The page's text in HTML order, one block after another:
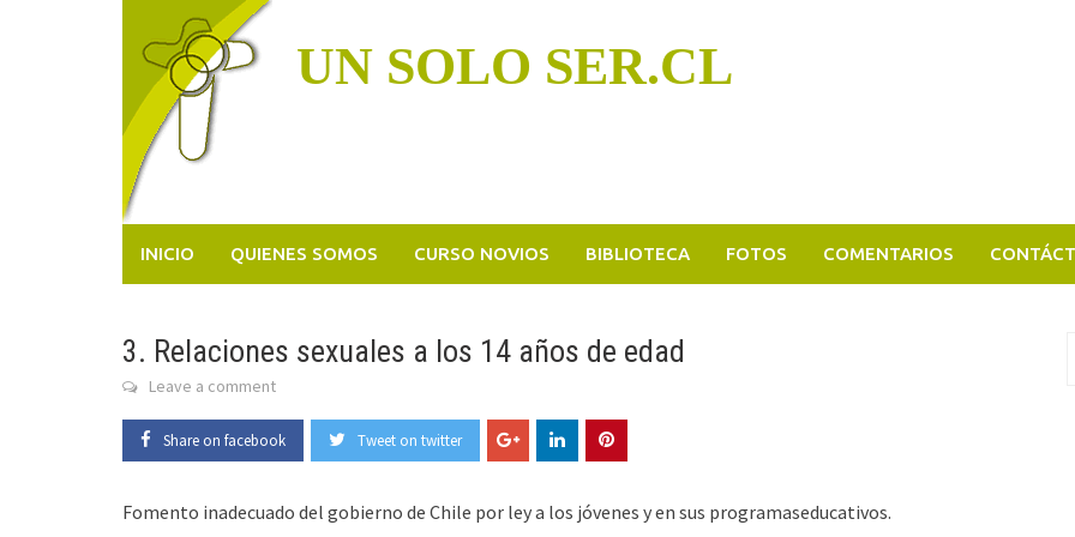
UN SOLO SER.CL
INICIO QUIENES SOMOS CURSO NOVIOS BIBLIOTECA FOTOS COMENTARIOS
3. Relaciones sexuales a los 14 años de edad
Leave a comment
Share on facebook Tweet on twitter
Fomento inadecuado del gobierno de Chile por ley a los jóvenes y en sus programaseducativos.